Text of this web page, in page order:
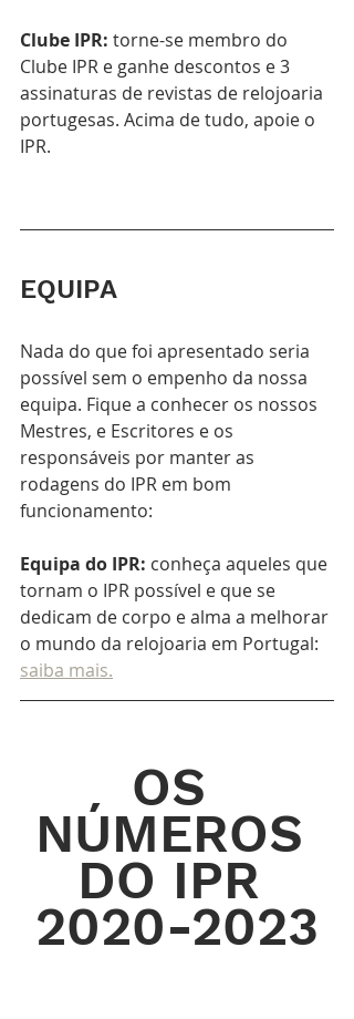
Clube IPR: torne-se membro do
Clube IPR e ganhe descontos e 3
assinaturas de revistas de relojoaria
portugesas. Acima de tudo, apoie o
IPR.
EQUIPA
Nada do que foi apresentado seria
possível sem o empenho da nossa
equipa. Fique a conhecer os nossos
Mestres, e Escritores e os
responsáveis por manter as
rodagens do IPR em bom
funcionamento:
Equipa do IPR: conheça aqueles que
tornam o IPR possível e que se
dedicam de corpo e alma a melhorar
o mundo da relojoaria em Portugal:
saiba mais.
OS
NÚMEROS
DO IPR
2020-2023